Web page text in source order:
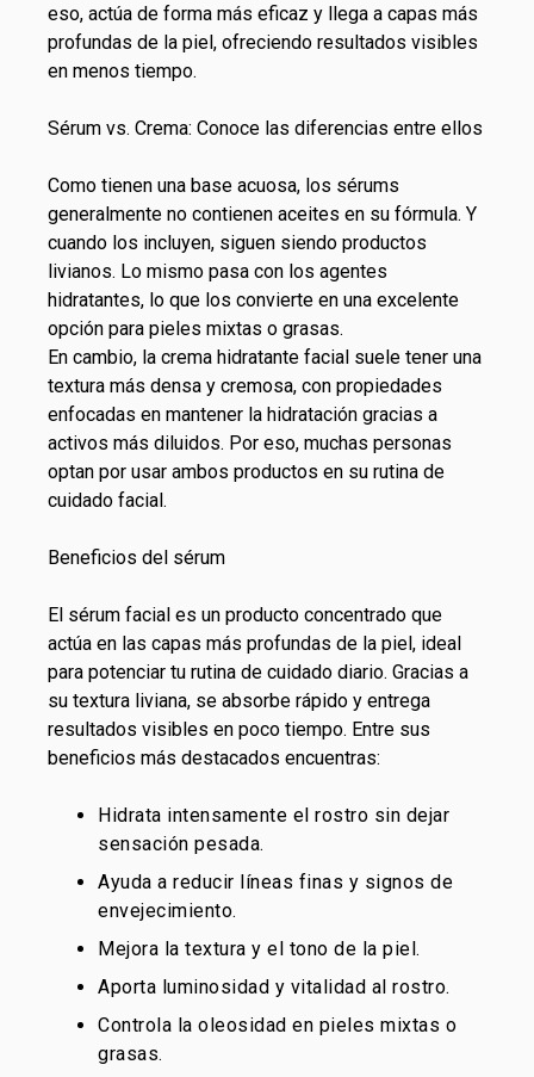
eso, actúa de forma más eficaz y llega a capas más
profundas de la piel, ofreciendo resultados visibles
en menos tiempo.
Sérum vs. Crema: Conoce las diferencias entre ellos
Como tienen una base acuosa, los sérums
generalmente no contienen aceites en su fórmula. Y
cuando los incluyen, siguen siendo productos
livianos. Lo mismo pasa con los agentes
hidratantes, lo que los convierte en una excelente
opción para pieles mixtas o grasas.
En cambio, la crema hidratante facial suele tener una
textura más densa y cremosa, con propiedades
enfocadas en mantener la hidratación gracias a
activos más diluidos. Por eso, muchas personas
optan por usar ambos productos en su rutina de
cuidado facial.
Beneficios del sérum
El sérum facial es un producto concentrado que
actúa en las capas más profundas de la piel, ideal
para potenciar tu rutina de cuidado diario. Gracias a
su textura liviana, se absorbe rápido y entrega
resultados visibles en poco tiempo. Entre sus
beneficios más destacados encuentras:
Hidrata intensamente el rostro sin dejar
sensación pesada.
Ayuda a reducir líneas finas y signos de
envejecimiento.
Mejora la textura y el tono de la piel.
Aporta luminosidad y vitalidad al rostro.
Controla la oleosidad en pieles mixtas o
grasas.